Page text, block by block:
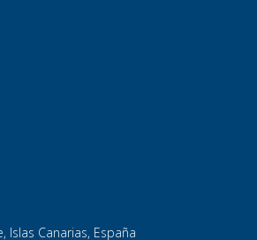
Islas Canarias, España